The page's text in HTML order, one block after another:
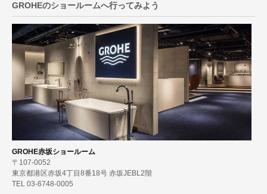
GROHEのショールームへ行ってみよう
GROHE赤坂ショールーム
〒107-0052
東京都港区赤坂4丁目8番18号 赤坂JEBL2階
TEL 03-6748-0005